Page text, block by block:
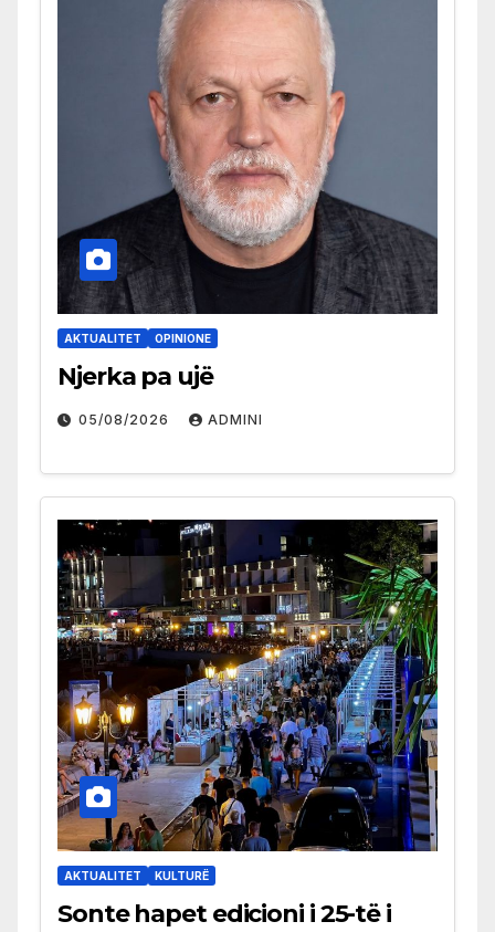
AKTUALITET OPINIONE
Njerka pa ujë
05/08/2026 ADMINI
AKTUALITET KULTURË
Sonte hapet edicioni i 25-të i